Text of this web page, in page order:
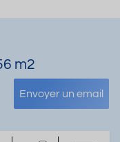
m2
Envoyer un email